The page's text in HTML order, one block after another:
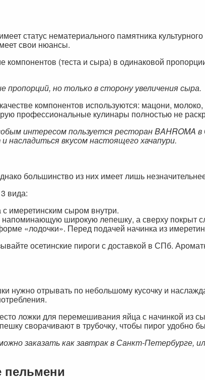
статус нематериального памятника
свои нюансы.
компонентов (теста и сыра) в одинаковой
пропорций, но только в сторону увеличения сыра.
компонентов используются: мацони,
профессиональные кулинары полностью не
интересом пользуется ресторан
насладиться вкусом настоящего хачапури.
большинство из них имеет лишь
вида:
имеретинским сыром внутри.
широкую лепешку, а сверху покрыт
«лодочки». Перед подачей начинка из
осетинские пироги с доставкой в СПб.
нужно отрывать по небольшому кусочку и
ложки для перемешивания яйца с начинкой из
сворачивают в трубочку, чтобы пирог удобно
заказать как завтрак в Санкт-Петербурге,
пельмени